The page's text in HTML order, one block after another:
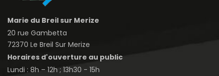
Marie du Breil sur Merize
20 rue Gambetta
72370 Le Breil Sur Merize
Horaires d'ouverture au public
Lundi : 8h – 12h ; 13h30 - 15h